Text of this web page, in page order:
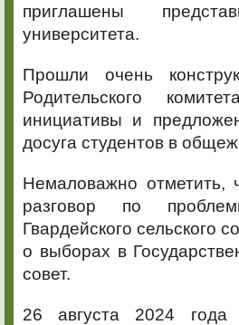
приглашены
университета.
Прошли очень
Родительского
инициативы и
досуга студентов в
Немаловажно отметить,
разговор по
Гвардейского сельского
о выборах в
совет.
26 августа 2024 года